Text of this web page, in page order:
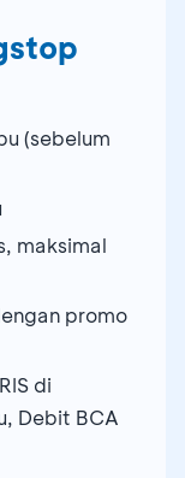
(sebelum
maksimal
promo
di
Debit BCA